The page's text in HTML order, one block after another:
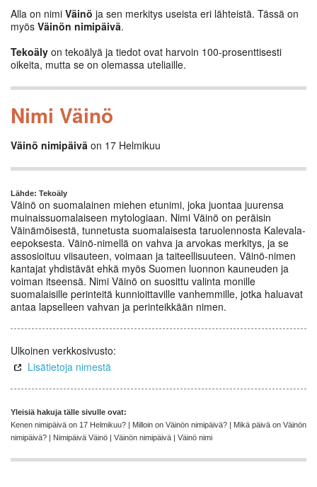
Alla on nimi Väinö ja sen merkitys useista eri lähteistä. Tässä on
myös Väinön nimipäivä.
Tekoäly on tekoälyä ja tiedot ovat harvoin 100-prosenttisesti
oikeita, mutta se on olemassa uteliaille.
Nimi Väinö
Väinö nimipäivä on 17 Helmikuu
Lähde: Tekoäly
Väinö on suomalainen miehen etunimi, joka juontaa juurensa
muinaissuomalaiseen mytologiaan. Nimi Väinö on peräisin
Väinämöisestä, tunnetusta suomalaisesta taruolennosta Kalevala-
eepoksesta. Väinö-nimellä on vahva ja arvokas merkitys, ja se
assosioituu viisauteen, voimaan ja taiteellisuuteen. Väinö-nimen
kantajat yhdistävät ehkä myös Suomen luonnon kauneuden ja
voiman itseensä. Nimi Väinö on suosittu valinta monille
suomalaisille perinteitä kunnioittaville vanhemmille, jotka haluavat
antaa lapselleen vahvan ja perinteikkään nimen.
Ulkoinen verkkosivusto:
Lisätietoja nimestä
Yleisiä hakuja tälle sivulle ovat:
Kenen nimipäivä on 17 Helmikuu? | Milloin on Väinön nimipäivä? | Mikä päivä on Väinön
nimipäivä? | Nimipäivä Väinö | Väinön nimipäivä | Väinö nimi